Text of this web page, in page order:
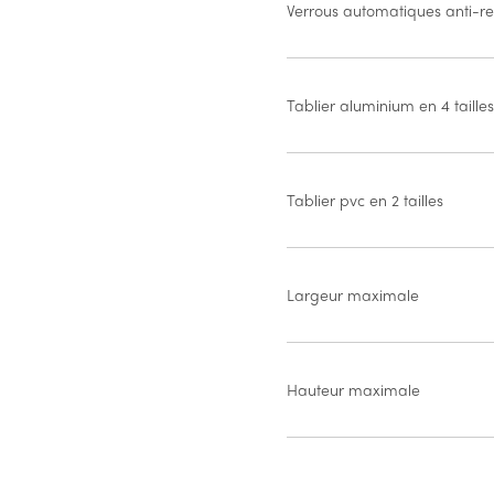
Verrous automatiques anti-
Tablier aluminium en 4 tailles
Tablier pvc en 2 tailles
Largeur maximale
Hauteur maximale